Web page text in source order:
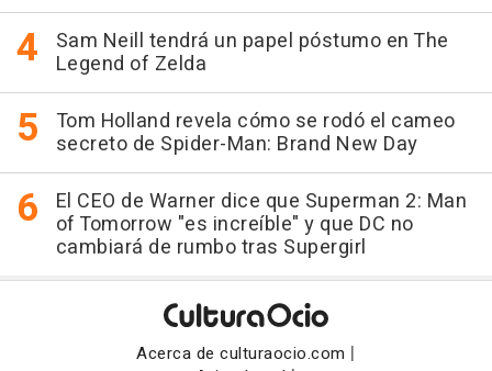
Sam Neill tendrá un papel póstumo en The
Legend of Zelda
Tom Holland revela cómo se rodó el cameo
secreto de Spider-Man: Brand New Day
El CEO de Warner dice que Superman 2: Man
of Tomorrow "es increíble" y que DC no
cambiará de rumbo tras Supergirl
Acerca de culturaocio.com |